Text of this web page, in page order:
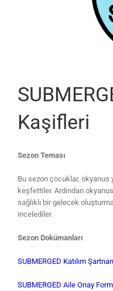
Kaşifleri
Sezon Teması
Bu sezon çocuklar, okyanus
keşfettiler. Ardından
sağlıklı bir gelecek
incelediler.
Sezon Dokümanları
SUBMERGED Katılım
SUBMERGED Aile Onay